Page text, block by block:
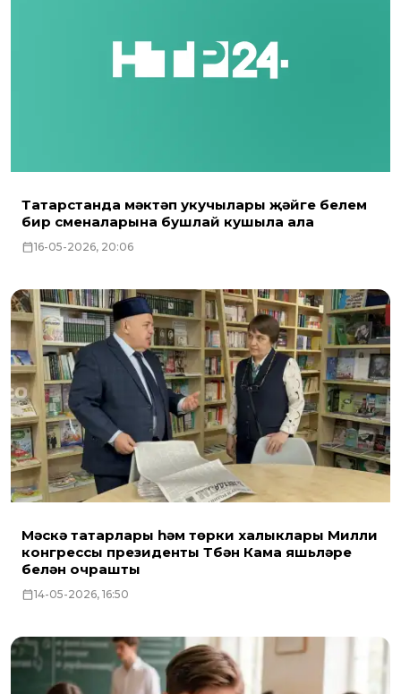
Татарстанда мәктәп укучылары җәйге белем
бирү сменаларына бушлай кушыла ала
16-05-2026, 20:06
Мәскәү татарлары һәм төрки халыклары Милли
конгрессы президенты Түбән Кама яшьләре
белән очрашты
14-05-2026, 16:50